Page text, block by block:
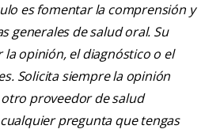
es fomentar la comprensión y
generales de salud oral. Su
opinión, el diagnóstico o el
Solicita siempre la opinión
proveedor de salud
pregunta que tengas